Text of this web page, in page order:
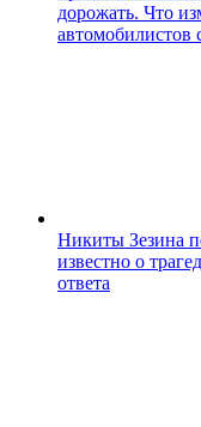
дорожать. Что
автомобилистов
Никиты Зезина
известно о
ответа